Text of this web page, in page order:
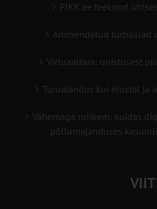
PIKK.ee teekond
Ammendatud turbaalad
Virtuaaltara: unistusest
Turuaiandus kui elustiil ja
Vähemaga rohkem: kuidas
põllumajanduses